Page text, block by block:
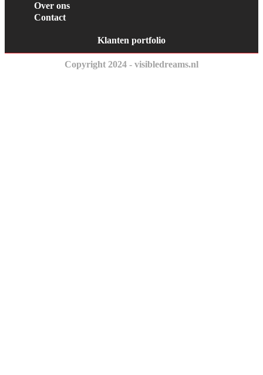
Over ons
Contact
Klanten portfolio
Copyright 2024 - visibledreams.nl